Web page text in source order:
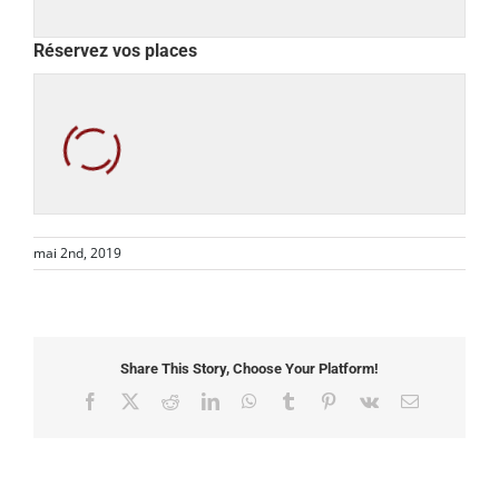
Réservez vos places
mai 2nd, 2019
Share This Story, Choose Your Platform!
Facebook RedditLinkedInWhatsApp
Tumblr Pinterest
Vk Email